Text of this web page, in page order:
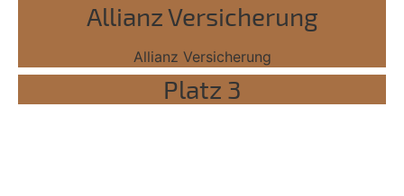
Allianz Versicherung
Allianz Versicherung
Platz 3